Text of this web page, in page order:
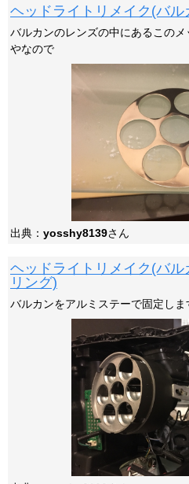
ヘッドライトリメイク(バ
バルカンのレンズの中にあるこの
やなので
出典： yosshy8139さん
ヘッドライトリメイク(バ
リング)
バルカンをアルミステーで固定しま